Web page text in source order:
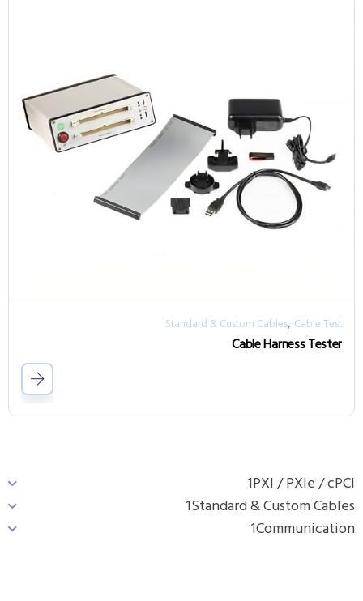
PXI / PXIe / cPCI
1
Standard & Custom Cables
1
Communication
1
Standard & Custom Cables, Cable Test
Cable Harness Tester